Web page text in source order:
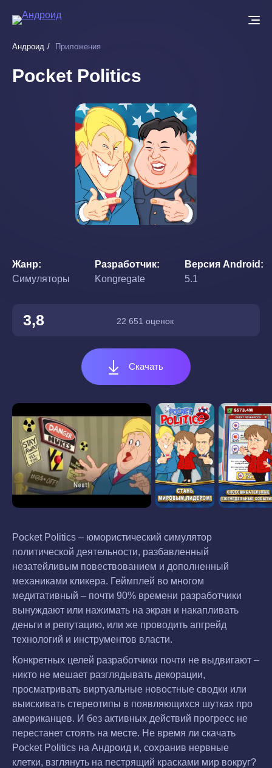
основному
Андроид Приложения
Pocket Politics
Жанр
Симуляторы
Разработчик
Kongregate
Версия Android
5.1
3,8 22 651 оценок
Скачать
Pocket Politics – юмористический симулятор
политической деятельности, разбавленный
незатейливым повествованием и дополненный
механиками кликера. Геймплей во многом
медитативный – почти 90% времени разработчики
вынуждают или нажимать на экран и накапливать
деньги и репутацию, или же проводить апгрейд
технологий и инструментов власти.
Конкретных целей разработчики почти не выдвигают –
никто не мешает разглядывать декорации,
просматривать виртуальные новостные сводки или
выискивать стереотипы в появляющихся шутках про
американцев. И без активных действий прогресс не
перестанет стоять на месте. Не время ли скачать
Pocket Politics на Андроид и, сохранив нервные
клетки, взглянуть на пестрящий красками мир вокруг?